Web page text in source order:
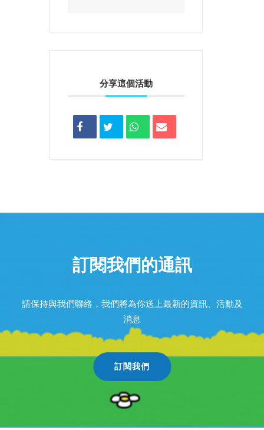
分享這個活動
訂閱我們的通訊
請保持與我們聯絡，我們將為你送上最新的資訊、活動及
消息
訂閱我們